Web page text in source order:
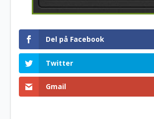
Del på Facebook
Twitter
Gmail